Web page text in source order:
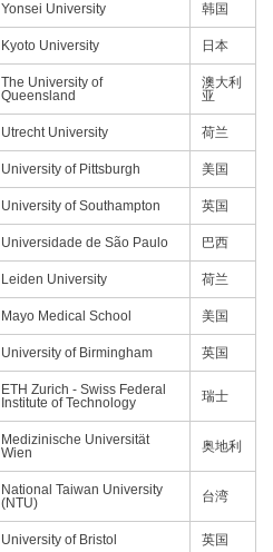
Yonsei University 韩国
Kyoto University 日本
The University of
Queensland
澳大利
亚
Utrecht University 荷兰
University of Pittsburgh 美国
University of Southampton 英国
Universidade de São Paulo 巴西
Leiden University 荷兰
Mayo Medical School 美国
University of Birmingham 英国
ETH Zurich - Swiss Federal
Institute of Technology
瑞士
Medizinische Universität
Wien
奥地利
National Taiwan University
(NTU)
台湾
University of Bristol 英国